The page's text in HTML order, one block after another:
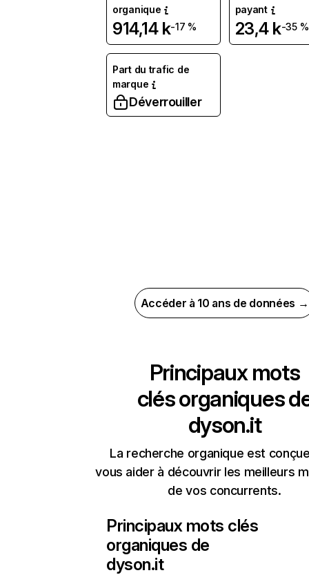
organique
914,14 k-17 %
payant
23,4 k-35 %
Part du trafic de
marque
Déverrouiller
Accéder à 10 ans de données →
Principaux mots
clés organiques
dyson.it
La recherche organique est
vous aider à découvrir les meilleurs
de vos concurrents.
Principaux mots clés
organiques de
dyson.it